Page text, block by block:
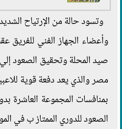
وتسود حالة من الإرتياح
وأعضاء الجهاز الفني للفريق
مصر والذي يعد دفعة قوية
بمنافسات المجموعة العاشرة
الصعود للدوري الممتاز ب في